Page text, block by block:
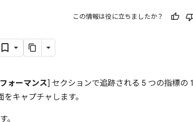
この情報は役に立ちましたか？
ォーマンス] セクションで追跡される 5 つの指標の 1
キャプチャします。
。